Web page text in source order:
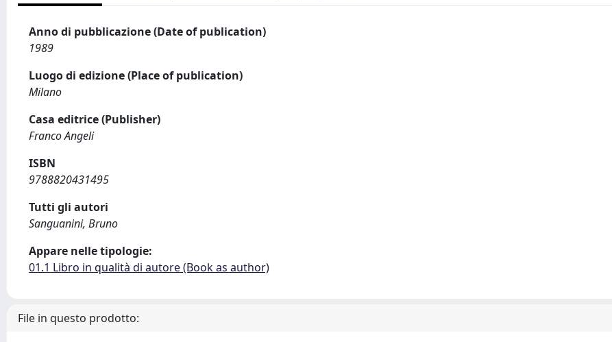
Anno di pubblicazione (Date of publication)
1989
Luogo di edizione (Place of publication)
Milano
Casa editrice (Publisher)
Franco Angeli
ISBN
9788820431495
Tutti gli autori
Sanguanini, Bruno
Appare nelle tipologie:
01.1 Libro in qualità di autore (Book as author)
File in questo prodotto: